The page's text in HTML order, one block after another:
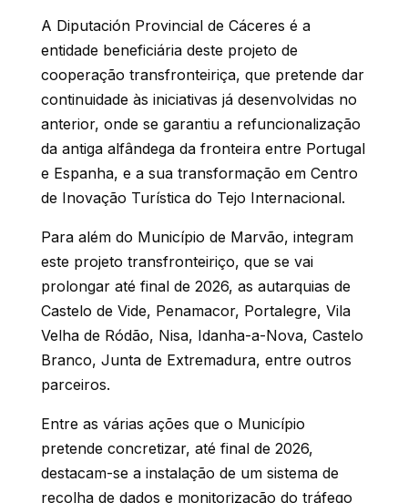
A Diputación Provincial de Cáceres é a
entidade beneficiária deste projeto de
cooperação transfronteiriça, que pretende dar
continuidade às iniciativas já desenvolvidas no
anterior, onde se garantiu a refuncionalização
da antiga alfândega da fronteira entre Portugal
e Espanha, e a sua transformação em Centro
de Inovação Turística do Tejo Internacional.
Para além do Município de Marvão, integram
este projeto transfronteiriço, que se vai
prolongar até final de 2026, as autarquias de
Castelo de Vide, Penamacor, Portalegre, Vila
Velha de Ródão, Nisa, Idanha-a-Nova, Castelo
Branco, Junta de Extremadura, entre outros
parceiros.
Entre as várias ações que o Município
pretende concretizar, até final de 2026,
destacam-se a instalação de um sistema de
recolha de dados e monitorização do tráfego